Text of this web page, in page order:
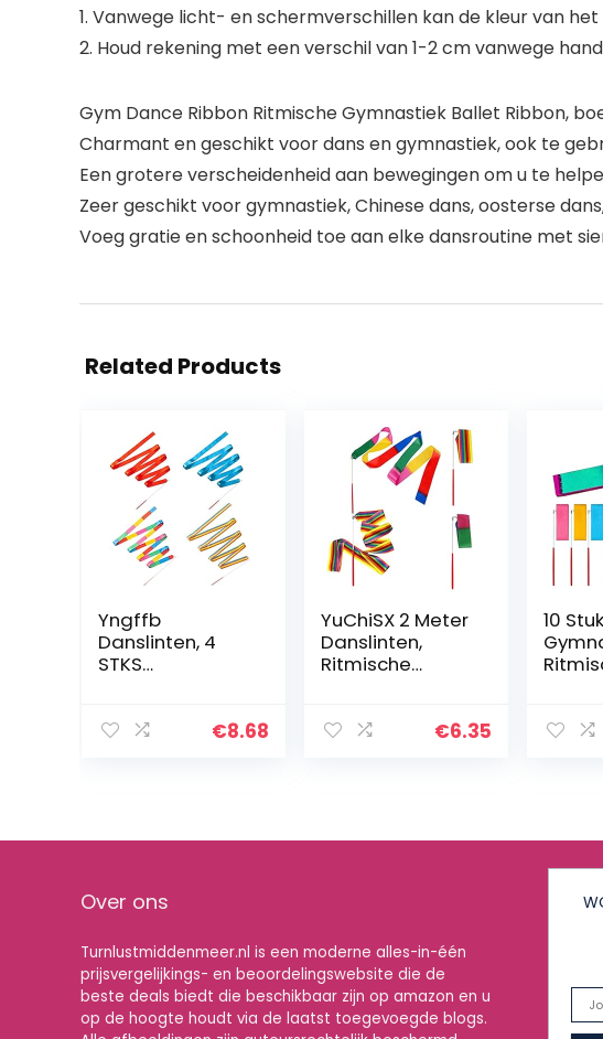
1. Vanwege licht- en schermverschillen kan de kleur van
2. Houd rekening met een verschil van 1-2 cm vanwege
Gym Dance Ribbon Ritmische Gymnastiek Ballet Ribbon,
Charmant en geschikt voor dans en gymnastiek, ook te
Een grotere verscheidenheid aan bewegingen om u te
Zeer geschikt voor gymnastiek, Chinese dans, oosterse
Voeg gratie en schoonheid toe aan elke dansroutine met
Related Products
Yngffb
Danslinten, 4
STKS
Artistieke
Streamers Met…
€8.68
YuChiSX 2 Meter
Danslinten,
Ritmische
Gymnastic
€6.35
10
Over ons
Turnlustmiddenmeer.nl is een moderne alles-in-één
prijsvergelijkings- en beoordelingswebsite die de
beste deals biedt die beschikbaar zijn op amazon en u
op de hoogte houdt via de laatst toegevoegde blogs.